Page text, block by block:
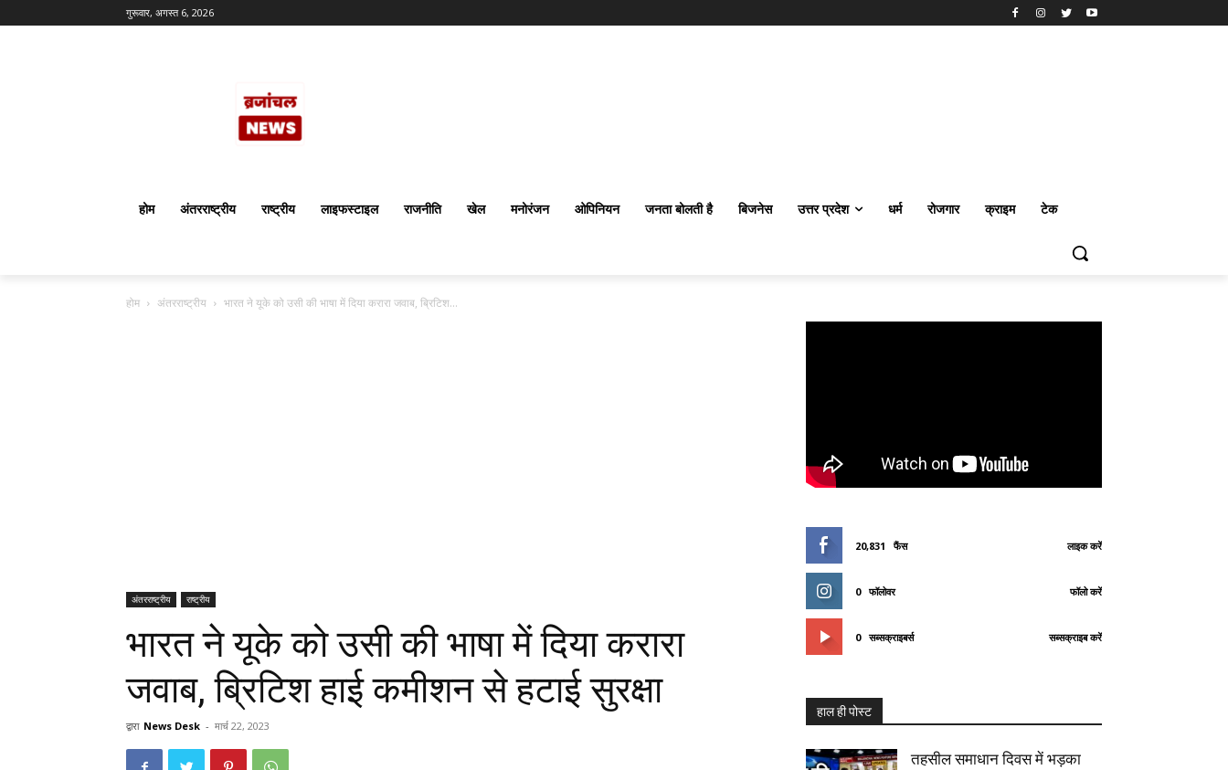
गुरूवार, अगस्त 6, 2026
होम अंतरराष्ट्रीय राष्ट्रीय लाइफस्टाइल राजनीति खेल मनोरंजन ओपिनियन जनता बोलती है बिजनेस उत्तर प्रदेश धर्म रोजगार क्राइम टेक
होम अंतरराष्ट्रीय भारत ने यूके को उसी की भाषा में दिया करारा जवाब, ब्रिटिश...
अंतरराष्ट्रीय राष्ट्रीय
भारत ने यूके को उसी की भाषा में दिया करारा
जवाब, ब्रिटिश हाई कमीशन से हटाई सुरक्षा
द्वारा News Desk - मार्च 22, 2023
20,831 फैंस लाइक करें
0 फॉलोवर फॉलो करें
0 सब्सक्राइबर्स सब्सक्राइब करें
हाल ही पोस्ट
तहसील समाधान दिवस में भड़का